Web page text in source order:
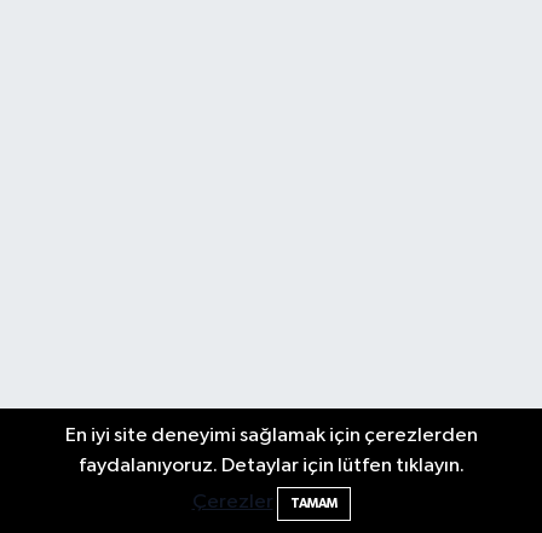
En iyi site deneyimi sağlamak için çerezlerden
faydalanıyoruz. Detaylar için lütfen tıklayın.
Çerezler
TAMAM